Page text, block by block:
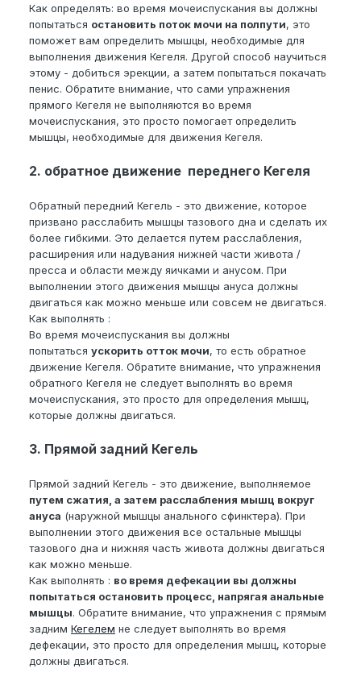
Как определять: во время мочеиспускания вы должны
попытаться остановить поток мочи на полпути, это
поможет вам определить мышцы, необходимые для
выполнения движения Кегеля. Другой способ научиться
этому - добиться эрекции, а затем попытаться покачать
пенис. Обратите внимание, что сами упражнения
прямого Кегеля не выполняются во время
мочеиспускания, это просто помогает определить
мышцы, необходимые для движения Кегеля.
2. обратное движение переднего Кегеля
Обратный передний Кегель - это движение, которое
призвано расслабить мышцы тазового дна и сделать их
более гибкими. Это делается путем расслабления,
расширения или надувания нижней части живота /
пресса и области между яичками и анусом. При
выполнении этого движения мышцы ануса должны
двигаться как можно меньше или совсем не двигаться.
Как выполнять :
Во время мочеиспускания вы должны
попытаться ускорить отток мочи, то есть обратное
движение Кегеля. Обратите внимание, что упражнения
обратного Кегеля не следует выполнять во время
мочеиспускания, это просто для определения мышц,
которые должны двигаться.
3. Прямой задний Кегель
Прямой задний Кегель - это движение, выполняемое
путем сжатия, а затем расслабления мышц вокруг
ануса (наружной мышцы анального сфинктера). При
выполнении этого движения все остальные мышцы
тазового дна и нижняя часть живота должны двигаться
как можно меньше.
Как выполнять : во время дефекации вы должны
попытаться остановить процесс, напрягая анальные
мышцы. Обратите внимание, что упражнения с прямым
задним Кегелем не следует выполнять во время
дефекации, это просто для определения мышц, которые
должны двигаться.